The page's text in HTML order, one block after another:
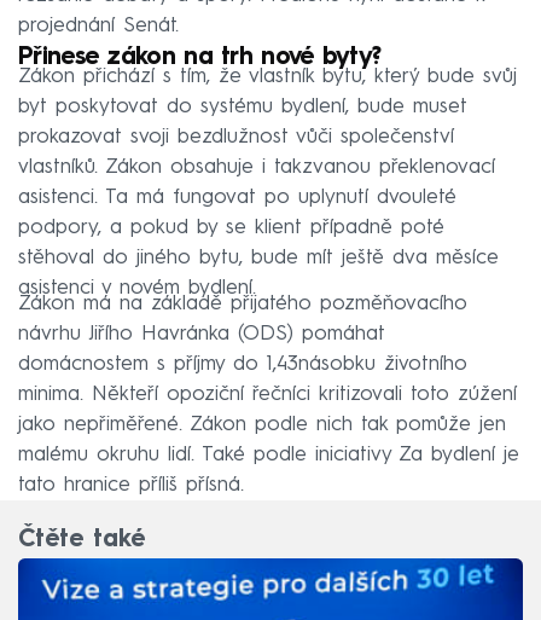
projednání Senát.
Přinese zákon na trh nové byty?
Zákon přichází s tím, že vlastník bytu, který bude svůj
byt poskytovat do systému bydlení, bude muset
prokazovat svoji bezdlužnost vůči společenství
vlastníků. Zákon obsahuje i takzvanou překlenovací
asistenci. Ta má fungovat po uplynutí dvouleté
podpory, a pokud by se klient případně poté
stěhoval do jiného bytu, bude mít ještě dva měsíce
asistenci v novém bydlení.
Zákon má na základě přijatého pozměňovacího
návrhu Jiřího Havránka (ODS) pomáhat
domácnostem s příjmy do 1,43násobku životního
minima. Někteří opoziční řečníci kritizovali toto zúžení
jako nepřiměřené. Zákon podle nich tak pomůže jen
malému okruhu lidí. Také podle iniciativy Za bydlení je
tato hranice příliš přísná.
Čtěte také